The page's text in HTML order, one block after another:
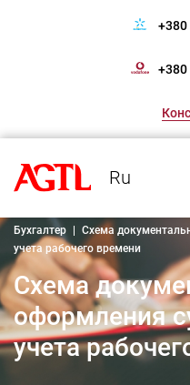
+380
Ru
Бухгалтер
Схема
учета рабочего времени
Схема
оформления
учета